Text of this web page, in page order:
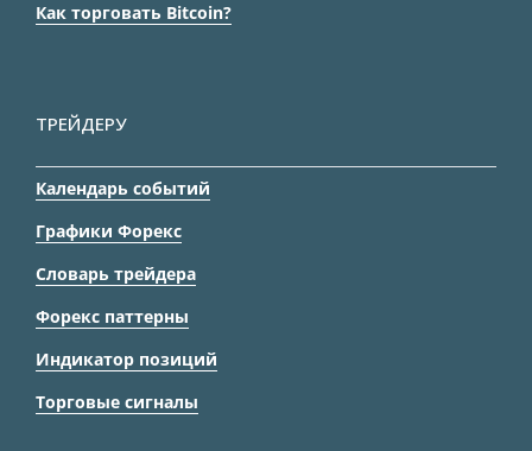
Как торговать Bitcoin?
ТРЕЙДЕРУ
Календарь событий
Графики Форекс
Словарь трейдера
Форекс паттерны
Индикатор позиций
Торговые сигналы